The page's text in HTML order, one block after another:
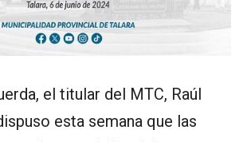
el titular del MTC, Raúl
esta semana que las